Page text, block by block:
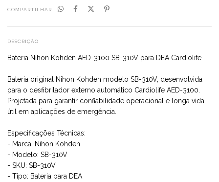
COMPARTILHAR
DESCRIÇÃO
Bateria Nihon Kohden AED-3100 SB-310V para DEA Cardiolife
Bateria original Nihon Kohden modelo SB-310V, desenvolvida
para o desfibrilador externo automático Cardiolife AED-3100.
Projetada para garantir confiabilidade operacional e longa vida
útil em aplicações de emergência.
Especificações Técnicas:
- Marca: Nihon Kohden
- Modelo: SB-310V
- SKU: SB-310V
- Tipo: Bateria para DEA